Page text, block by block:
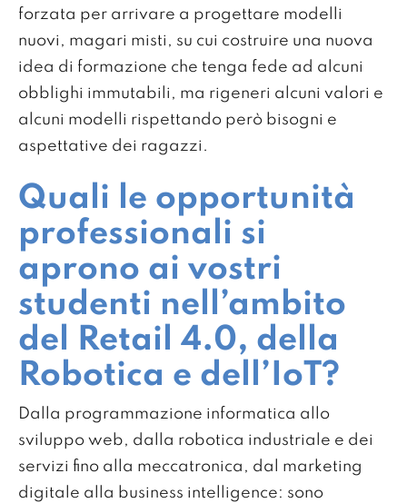
forzata per arrivare a progettare modelli
nuovi, magari misti, su cui costruire una nuova
idea di formazione che tenga fede ad alcuni
obblighi immutabili, ma rigeneri alcuni valori e
alcuni modelli rispettando però bisogni e
aspettative dei ragazzi.
Quali le opportunità
professionali si
aprono ai vostri
studenti nell’ambito
del Retail 4.0, della
Robotica e dell’IoT?
Dalla programmazione informatica allo
sviluppo web, dalla robotica industriale e dei
servizi fino alla meccatronica, dal marketing
digitale alla business intelligence: sono